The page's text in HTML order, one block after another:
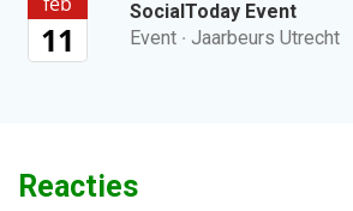
11
SocialToday Event
Event · Jaarbeurs Utrecht
Reacties